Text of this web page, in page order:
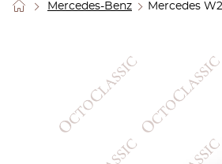
Mercedes-Benz Mercedes